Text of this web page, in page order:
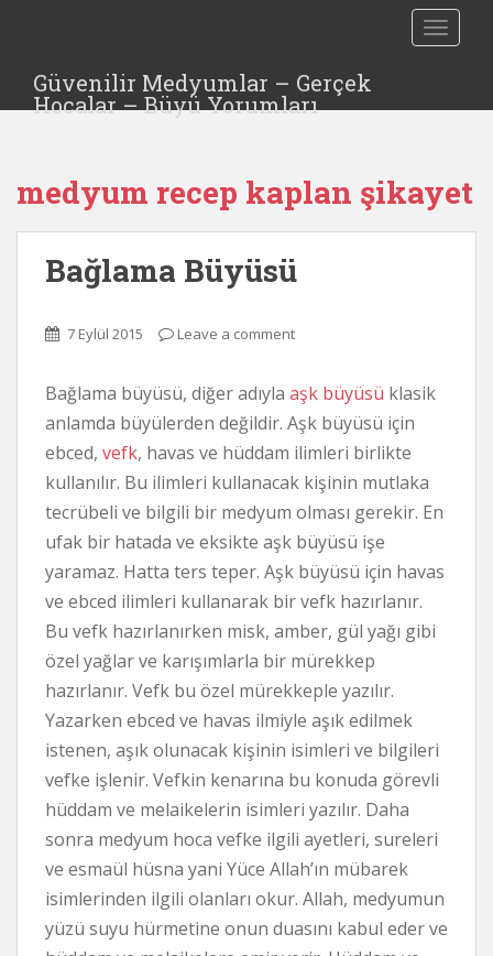
t
Güvenilir Medyumlar – Gerçek
Hocalar – Büyü Yorumları
medyum recep kaplan şikayet
Bağlama Büyüsü
7 Eylül 2015 Leave a comment
Bağlama büyüsü, diğer adıyla aşk büyüsü klasik
anlamda büyülerden değildir. Aşk büyüsü için
ebced, vefk, havas ve hüddam ilimleri birlikte
kullanılır. Bu ilimleri kullanacak kişinin mutlaka
tecrübeli ve bilgili bir medyum olması gerekir. En
ufak bir hatada ve eksikte aşk büyüsü işe
yaramaz. Hatta ters teper. Aşk büyüsü için havas
ve ebced ilimleri kullanarak bir vefk hazırlanır.
Bu vefk hazırlanırken misk, amber, gül yağı gibi
özel yağlar ve karışımlarla bir mürekkep
hazırlanır. Vefk bu özel mürekkeple yazılır.
Yazarken ebced ve havas ilmiyle aşık edilmek
istenen, aşık olunacak kişinin isimleri ve bilgileri
vefke işlenir. Vefkin kenarına bu konuda görevli
hüddam ve melaikelerin isimleri yazılır. Daha
sonra medyum hoca vefke ilgili ayetleri, sureleri
ve esmaül hüsna yani Yüce Allah’ın mübarek
isimlerinden ilgili olanları okur. Allah, medyumun
yüzü suyu hürmetine onun duasını kabul eder ve